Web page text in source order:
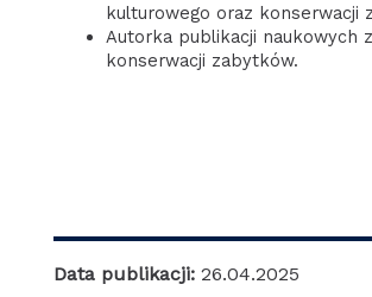
kulturowego oraz konserwacji
Autorka publikacji naukowych
konserwacji zabytków.
Data publikacji: 26.04.2025